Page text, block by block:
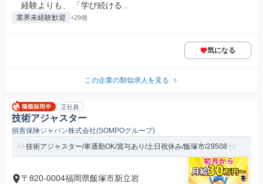
経験よりも、 「学び続ける...
業界未経験歓迎 +29個
気になる
この企業の類似求人を見る
正社員
技術アジャスター
損害保険ジャパン株式会社(SOMPOグループ)
技術アジャスター/車通勤OK/賞与あり/土日祝休み/飯塚市/29508
〒820-0004福岡県飯塚市新立岩